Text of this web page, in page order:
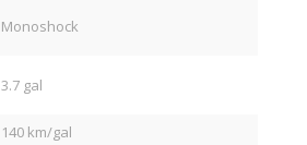
Monoshock
3.7 gal
140 km/gal